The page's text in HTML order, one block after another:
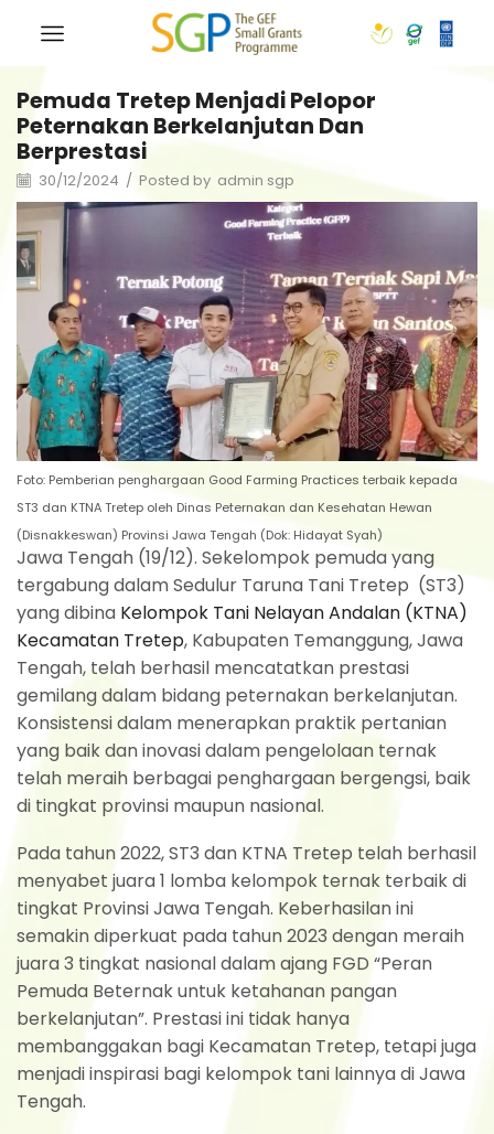
Pemuda Tretep Menjadi Pelopor
Peternakan Berkelanjutan Dan
Berprestasi
30/12/2024 / Posted by admin sgp
Foto: Pemberian penghargaan Good Farming Practices terbaik kepada
ST3 dan KTNA Tretep oleh Dinas Peternakan dan Kesehatan Hewan
(Disnakkeswan) Provinsi Jawa Tengah (Dok: Hidayat Syah)
Jawa Tengah (19/12). Sekelompok pemuda yang
tergabung dalam Sedulur Taruna Tani Tretep (ST3)
yang dibina Kelompok Tani Nelayan Andalan (KTNA)
Kecamatan Tretep, Kabupaten Temanggung, Jawa
Tengah, telah berhasil mencatatkan prestasi
gemilang dalam bidang peternakan berkelanjutan.
Konsistensi dalam menerapkan praktik pertanian
yang baik dan inovasi dalam pengelolaan ternak
telah meraih berbagai penghargaan bergengsi, baik
di tingkat provinsi maupun nasional.
Pada tahun 2022, ST3 dan KTNA Tretep telah berhasil
menyabet juara 1 lomba kelompok ternak terbaik di
tingkat Provinsi Jawa Tengah. Keberhasilan ini
semakin diperkuat pada tahun 2023 dengan meraih
juara 3 tingkat nasional dalam ajang FGD “Peran
Pemuda Beternak untuk ketahanan pangan
berkelanjutan”. Prestasi ini tidak hanya
membanggakan bagi Kecamatan Tretep, tetapi juga
menjadi inspirasi bagi kelompok tani lainnya di Jawa
Tengah.